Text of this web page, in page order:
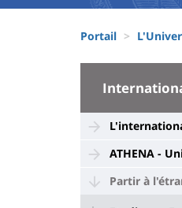
Block
liste
des
d'Ariane
Portail
Sidebar
ATHENA -
Partir à